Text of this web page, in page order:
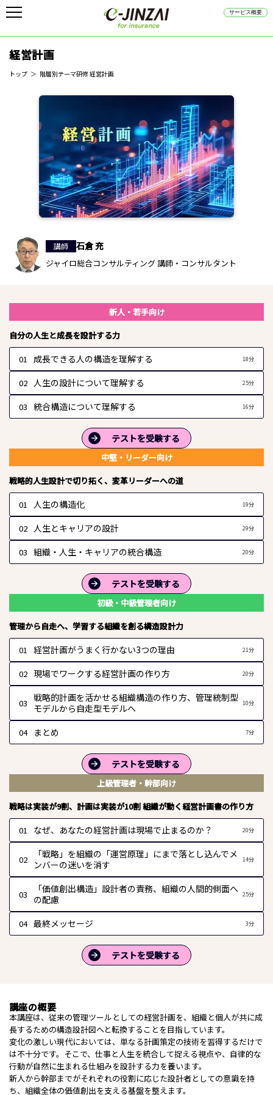
サービス概要
経営計画
トップ 階層別テーマ研修 経営計画
講師 石倉 充
ジャイロ総合コンサルティング 講師・コンサルタント
新人・若手向け
自分の人生と成長を設計する力
01 成長できる人の構造を理解する 18分
02 人生の設計について理解する 25分
03 統合構造について理解する 16分
テストを受験する
中堅・リーダー向け
戦略的人生設計で切り拓く、変革リーダーへの道
01 人生の構造化 19分
02 人生とキャリアの設計 29分
03 組織・人生・キャリアの統合構造 20分
テストを受験する
初級・中級管理者向け
管理から自走へ、学習する組織を創る構造設計力
01 経営計画がうまく行かない3つの理由 21分
02 現場でワークする経営計画の作り方 20分
03 戦略的計画を活かせる組織構造の作り方、管理統制型
モデルから自走型モデルへ
10分
04 まとめ 7分
テストを受験する
上級管理者・幹部向け
戦略は実装が9割、計画は実装が10割 組織が動く経営計画書の作り方
01 なぜ、あなたの経営計画は現場で止まるのか？ 20分
02
「戦略」を組織の「運営原理」にまで落とし込んでメ
ンバーの迷いを消す
14分
03
「価値創出構造」設計者の責務、組織の人間的側面へ
の配慮
25分
04 最終メッセージ 3分
テストを受験する
講座の概要
本講座は、従来の管理ツールとしての経営計画を、組織と個人が共に成
長するための構造設計図へと転換することを目指しています。
変化の激しい現代においては、単なる計画策定の技術を習得するだけで
は不十分です。そこで、仕事と人生を統合して捉える視点や、自律的な
行動が自然に生まれる仕組みを設計する力を養います。
新人から幹部までがそれぞれの役割に応じた設計者としての意識を持
ち、組織全体の価値創出を支える基盤を整えます。